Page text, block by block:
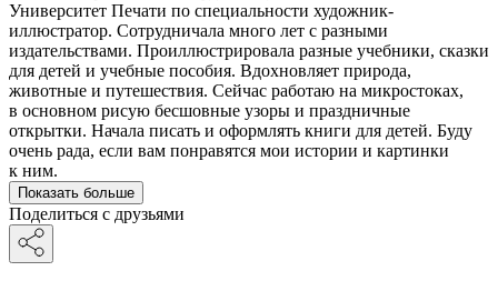
Университет Печати по специальности художник-
иллюстратор. Сотрудничала много лет с разными
издательствами. Проиллюстрировала разные учебники, сказки
для детей и учебные пособия. Вдохновляет природа,
животные и путешествия. Сейчас работаю на микростоках,
в основном рисую бесшовные узоры и праздничные
открытки. Начала писать и оформлять книги для детей. Буду
очень рада, если вам понравятся мои истории и картинки
к ним.
Показать больше
Поделиться с друзьями